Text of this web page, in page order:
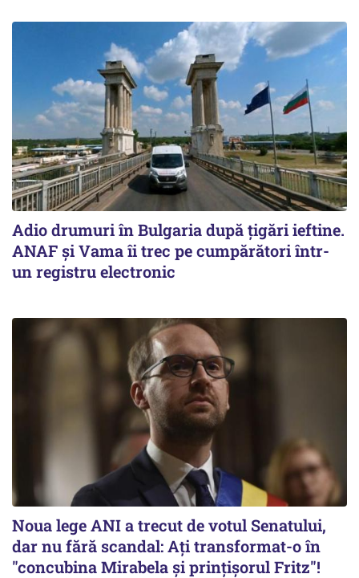
Adio drumuri în Bulgaria după țigări ieftine.
ANAF și Vama îi trec pe cumpărători într-
un registru electronic
Noua lege ANI a trecut de votul Senatului,
dar nu fără scandal: Ați transformat-o în
"concubina Mirabela şi prinţişorul Fritz"!